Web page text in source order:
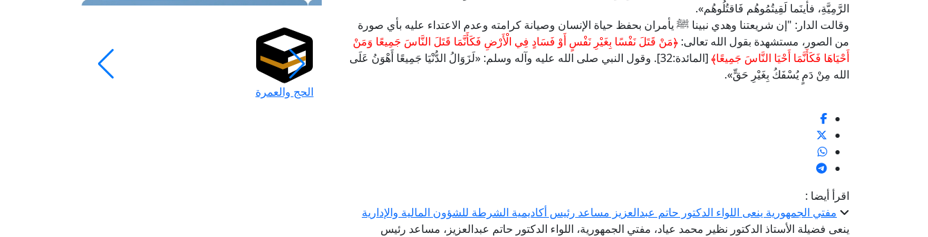
الرَّمِيَّةِ، فأينَما لَقِيتُمُوهُم فَاقتُلُوهُم».
وقالت الدار: "إن شريعتنا وهدي نبينا ﷺ يأمران بحفظ حياة الإنسان وصيانة كرامته وعدم الاعتداء عليه بأي صورة
من الصور، مستشهدة بقول الله تعالى: ﴿مَنْ قَتَلَ نَفْسًا بِغَيْرِ نَفْسٍ أَوْ فَسَادٍ فِي الْأَرْضِ فَكَأَنَّمَا قَتَلَ النَّاسَ جَمِيعًا وَمَنْ
أَحْيَاهَا فَكَأَنَّمَا أَحْيَا النَّاسَ جَمِيعًا﴾
[المائدة:32]. وقول النبي صلى الله عليه وآله وسلم: «لَزَوَالُ الدُّنْيَا جَمِيعًا أَهْوَنُ عَلَى
الله مِنْ دَمٍ يُسْفَكُ بِغَيْرِ حَقٍّ».
اقرأ أيضا :
مفتي الجمهورية ينعى اللواء الدكتور حاتم عبدالعزيز مساعد رئيس أكاديمية الشرطة للشؤون المالية والإدارية
ينعى فضيلة الأستاذ الدكتور نظير محمد عياد، مفتي الجمهورية، اللواء الدكتور حاتم عبدالعزيز، مساعد رئيس
الحج والعمرة